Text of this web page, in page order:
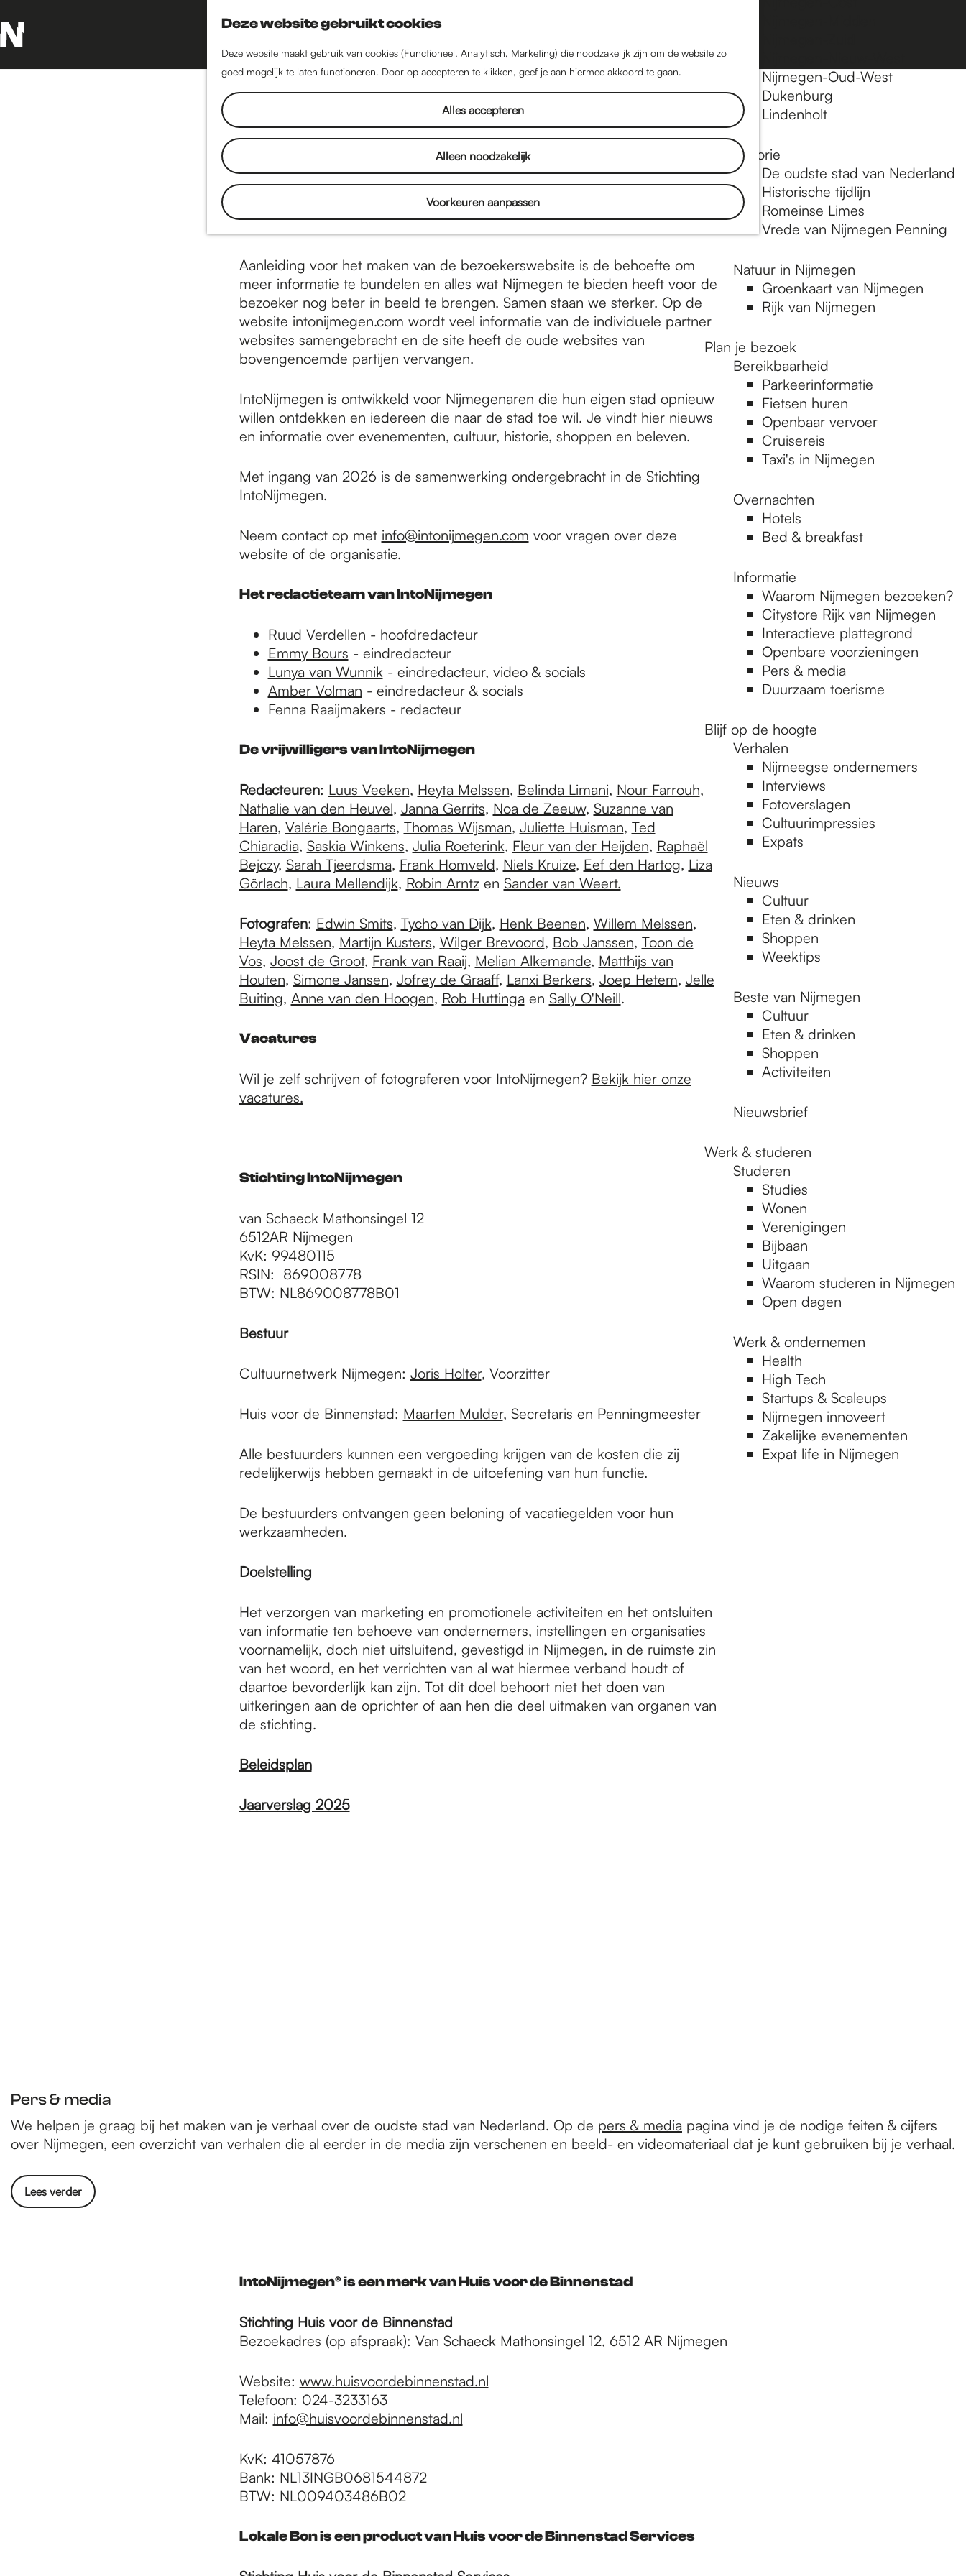
Deze website gebruikt cookies
Deze website maakt gebruik van cookies (Functioneel, Analytisch, Marketing) die noodzakelijk zijn om de website zo
goed mogelijk te laten functioneren. Door op accepteren te klikken, geef je aan hiermee akkoord te gaan.
Alles accepteren
Alleen noodzakelijk
Voorkeuren aanpassen
a
o
e
k
n
a
a
r
M
n
Nijmegen-Oud-West
Dukenburg
Lindenholt
Historie
De oudste stad van Nederland
Historische tijdlijn
Romeinse Limes
Vrede van Nijmegen Penning
Natuur in Nijmegen
Groenkaart van Nijmegen
Rijk van Nijmegen
Plan je bezoek
Bereikbaarheid
Parkeerinformatie
Fietsen huren
Openbaar vervoer
Cruisereis
Taxi's in Nijmegen
Overnachten
Hotels
Bed & breakfast
Informatie
Waarom Nijmegen bezoeken?
Citystore Rijk van Nijmegen
Interactieve plattegrond
Openbare voorzieningen
Pers & media
Duurzaam toerisme
Blijf op de hoogte
Verhalen
Nijmeegse ondernemers
Interviews
Fotoverslagen
Cultuurimpressies
Expats
Nieuws
Cultuur
Eten & drinken
Shoppen
Weektips
Beste van Nijmegen
Cultuur
Eten & drinken
Shoppen
Activiteiten
Nieuwsbrief
Werk & studeren
Studeren
Studies
Wonen
Verenigingen
Bijbaan
Uitgaan
Waarom studeren in Nijmegen
Open dagen
Werk & ondernemen
Health
High Tech
Startups & Scaleups
Nijmegen innoveert
Zakelijke evenementen
Expat life in Nijmegen
Over ons
IntoNijmegen is gemaakt door enkele grote spelers in de stad: Cultuur
Netwerk Nijmegen,Huis voor de Binnenstad,Visit Arnhem Nijmegenen
. Deze partners hebben hun krachten gebundeld en
ontwikkelden samen de website ‘IntoNijmegen’.
Aanleiding voor het maken van de bezoekerswebsite is de behoefte om
meer informatie te bundelen en alles wat Nijmegen te bieden heeft voor de
bezoeker nog beter in beeld te brengen. Samen staan we sterker. Op de
website intonijmegen.com wordt veel informatie van de individuele partner
websites samengebracht en de site heeft de oude websites van
bovengenoemde partijen vervangen.
IntoNijmegen is ontwikkeld voor Nijmegenaren die hun eigen stad opnieuw
willen ontdekken en iedereen die naar de stad toe wil. Je vindt hier nieuws
en informatie over evenementen, cultuur, historie, shoppen en beleven.
Met ingang van 2026 is de samenwerking ondergebracht in de Stichting
IntoNijmegen.
Neem contact op met info@intonijmegen.com voor vragen over deze
website of de organisatie.
Het redactieteam van IntoNijmegen
Ruud Verdellen - hoofdredacteur
Emmy Bours - eindredacteur
Lunya van Wunnik- eindredacteur, video & socials
Amber Volman - eindredacteur & socials
Fenna Raaijmakers - redacteur
De vrijwilligers van IntoNijmegen
Redacteuren: Luus Veeken, Heyta Melssen, Belinda Limani, Nour Farrouh,
Nathalie van den Heuvel, Janna Gerrits, Noa de Zeeuw, Suzanne van
Haren, Valérie Bongaarts, Thomas Wijsman, Juliette Huisman, Ted
Chiaradia, Saskia Winkens, Julia Roeterink, Fleur van der Heijden, Raphaël
Bejczy, Sarah Tjeerdsma, Frank Homveld, Niels Kruize, Eef den Hartog, Liza
Görlach, Laura Mellendijk, Robin Arntz en Sander van Weert.
Fotografen: Edwin Smits, Tycho van Dijk, Henk Beenen, Willem Melssen,
Heyta Melssen, Martijn Kusters, Wilger Brevoord, Bob Janssen, Toon de
Vos, Joost de Groot, Frank van Raaij, Melian Alkemande, Matthijs van
Houten, Simone Jansen, Jofrey de Graaff, Lanxi Berkers, Joep Hetem, Jelle
Buiting, Anne van den Hoogen, Rob Huttingaen Sally O'Neill.
Vacatures
Wil je zelf schrijven of fotograferen voor IntoNijmegen? Bekijk hier onze
vacatures.
Stichting IntoNijmegen
van Schaeck Mathonsingel 12
6512AR Nijmegen
KvK: 99480115
RSIN: 869008778
BTW: NL869008778B01
Bestuur
Cultuurnetwerk Nijmegen: Joris Holter, Voorzitter
Huis voor de Binnenstad: Maarten Mulder, Secretaris en Penningmeester
Alle bestuurders kunnen een vergoeding krijgen van de kosten die zij
redelijkerwijs hebben gemaakt in de uitoefening van hun functie.
De bestuurders ontvangen geen beloning of vacatiegelden voor hun
werkzaamheden.
Doelstelling
Het verzorgen van marketing en promotionele activiteiten en het ontsluiten
van informatie ten behoeve van ondernemers, instellingen en organisaties
voornamelijk, doch niet uitsluitend, gevestigd in Nijmegen, in de ruimste zin
van het woord, en het verrichten van al wat hiermee verband houdt of
daartoe bevorderlijk kan zijn. Tot dit doel behoort niet het doen van
uitkeringen aan de oprichter of aan hen die deel uitmaken van organen van
de stichting.
Beleidsplan
Jaarverslag 2025
Pers & media
We helpen je graag bij het maken van je verhaal over de oudste stad van Nederland. Op de pers & media pagina vind je de nodige feiten & cijfers
over Nijmegen, een overzicht van verhalen die al eerder in de media zijn verschenen en beeld- en videomateriaal dat je kunt gebruiken bij je verhaal.
Lees verder
IntoNijmegen® is een merk van Huis voor de Binnenstad
Stichting Huis voor de Binnenstad
Bezoekadres (op afspraak): Van Schaeck Mathonsingel 12, 6512 AR Nijmegen
Website: www.huisvoordebinnenstad.nl
Telefoon: 024-3233163
Mail: info@huisvoordebinnenstad.nl
KvK: 41057876
Bank: NL13INGB0681544872
BTW: NL009403486B02
Lokale Bon is een product van Huis voor de Binnenstad Services